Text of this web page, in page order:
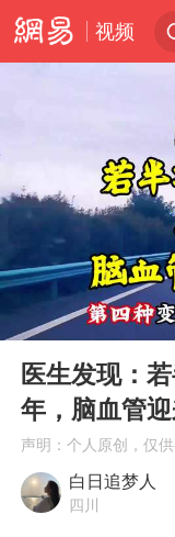
视频
Play
00:00
医生发现：
年，脑血管
声明：个人原创，仅
白日追梦人
四川